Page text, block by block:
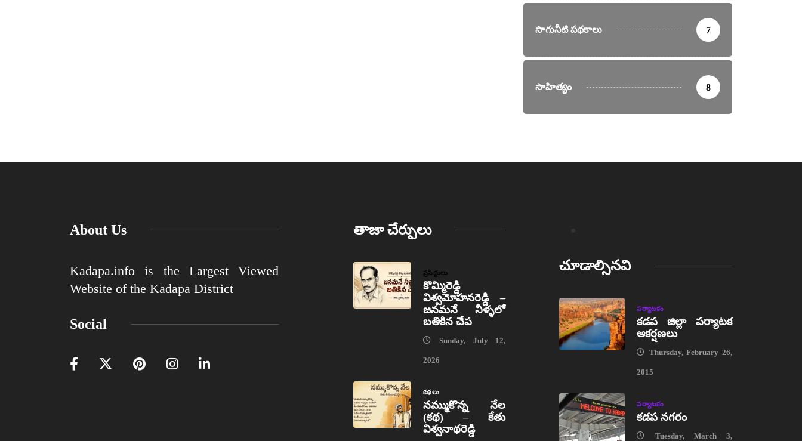
సాగునీటి పథకాలు 7
సాహిత్యం 8
About Us
Kadapa.info is the Largest Viewed
Website of the Kadapa District
Social
తాజా చేర్పులు
ప్రసిద్ధులు
కొమ్మిరెడ్డి
విశ్వమోహనరెడ్డి –
జనమనే నీళ్ళలో
బతికిన చేప
Sunday, July 12,
2026
కథలు
నమ్ముకొన్న నేల
(కథ) – కేతు
విశ్వనాథరెడ్డి
చూడాల్సినవి
పర్యాటకం
కడప జిల్లా పర్యాటక
ఆకర్షణలు
Thursday, February 26,
2015
పర్యాటకం
కడప నగరం
Tuesday, March 3,